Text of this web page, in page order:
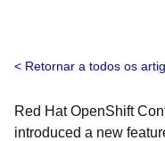
Retornar a todos os
Red Hat OpenShift
introduced a new